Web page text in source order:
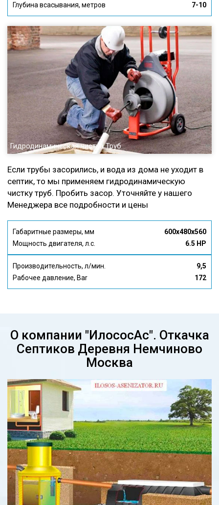
Глубина всасывания, метров
7-10
Гидродинамическая чистка Труб
Если трубы засорились, и вода из дома не уходит в
септик, то мы применяем гидродинамическую
чистку труб. Пробить засор. Уточняйте у нашего
Менеджера все подробности и цены
Габаритные размеры, мм
600x480x560
Мощность двигателя, л.с.
6.5 HP
Производительность, л/мин.
9,5
Рабочее давление, Bar
172
О компании "ИлососАс". Откачка
Септиков Деревня Немчиново
Москва